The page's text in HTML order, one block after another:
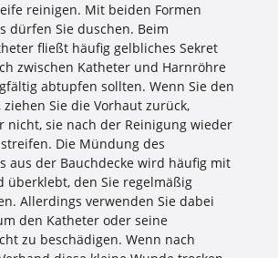
reinigen. Mit beiden Formen
dürfen Sie duschen. Beim
fließt häufig gelbliches Sekret
zwischen Katheter und Harnröhre
abtupfen sollten. Wenn Sie den
ziehen Sie die Vorhaut zurück,
nicht, sie nach der Reinigung wieder
Die Mündung des
aus der Bauchdecke wird häufig mit
überklebt, den Sie regelmäßig
Allerdings verwenden Sie dabei
den Katheter oder seine
zu beschädigen. Wenn nach